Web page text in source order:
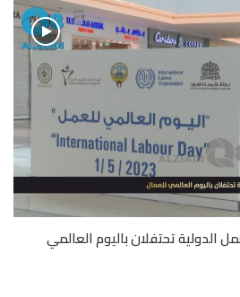
الدولية تحتفلان باليوم العالمي